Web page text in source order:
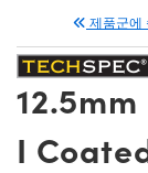
Optics
Expanders
and
Objectives
Objectives
Cameras
Cameras
Accessories
Level Test
Products
Imaging
Lenses
Lenses
Lenses
제품군에
I